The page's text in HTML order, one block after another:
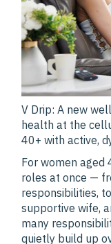
V Drip: A new
health at the
40+ with active,
For women
roles at once —
responsibilities,
supportive wife,
many
quietly build up